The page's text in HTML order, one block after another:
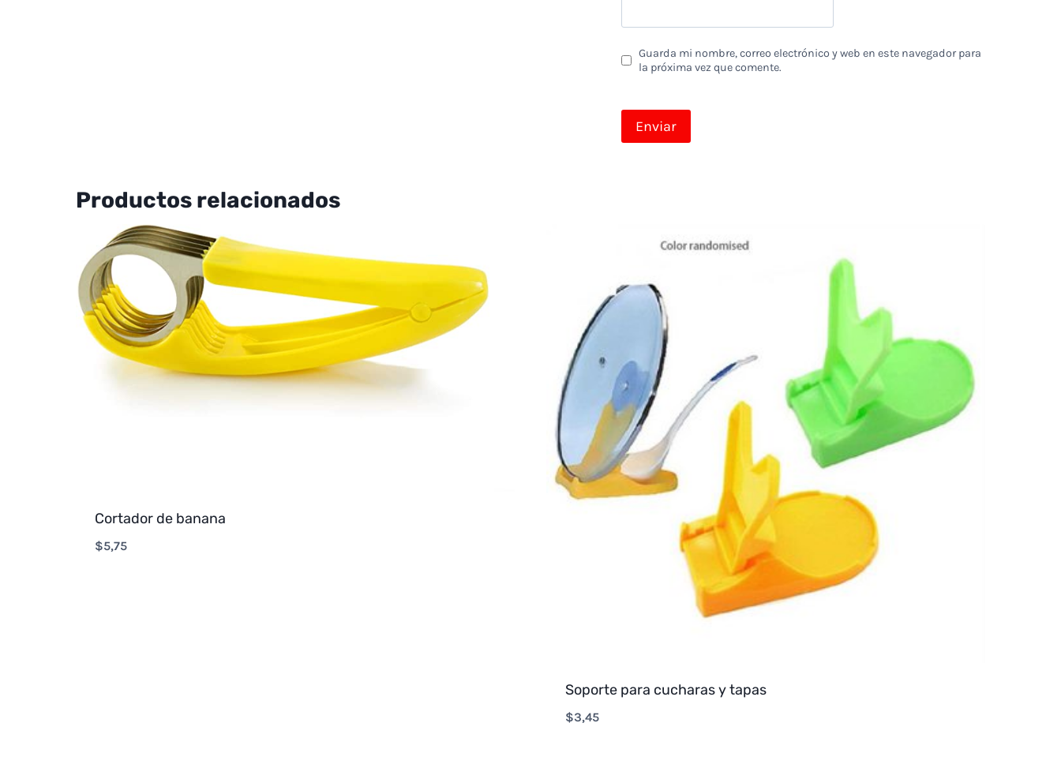
Guarda mi nombre, correo electrónico y web en este navegador para
la próxima vez que comente.
Productos relacionados
Cortador de banana
$5,75
Soporte para cucharas y tapas
$3,45